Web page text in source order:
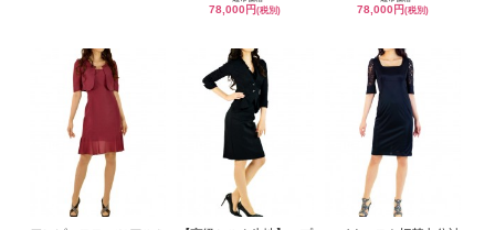
78,000円(税別) 78,000円 (税別)